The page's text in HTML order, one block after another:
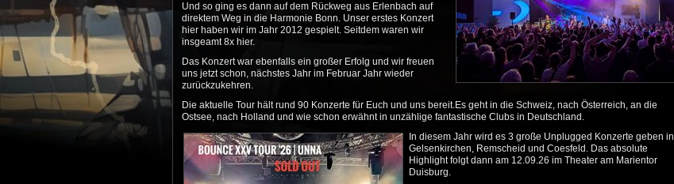
Und so ging es dann auf dem Rückweg aus Erlenbach auf
direktem Weg in die Harmonie Bonn. Unser erstes Konzert
hier haben wir im Jahr 2012 gespielt. Seitdem waren wir
insgeamt 8x hier.
Das Konzert war ebenfalls ein großer Erfolg und wir freuen
uns jetzt schon, nächstes Jahr im Februar Jahr wieder
zurückzukehren.
Die aktuelle Tour hält rund 90 Konzerte für Euch und uns bereit.Es geht in die Schweiz, nach Österreich, an die
Ostsee, nach Holland und wie schon erwähnt in unzählige fantastische Clubs in Deutschland.
In diesem Jahr wird es 3 große Unplugged Konzerte geben in
Gelsenkirchen, Remscheid und Coesfeld. Das absolute
Highlight folgt dann am 12.09.26 im Theater am Marientor
Duisburg.